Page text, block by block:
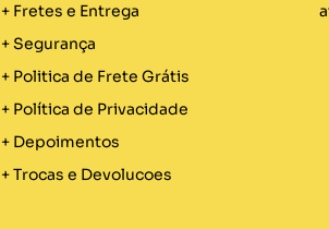
Fretes e Entrega
Segurança
Politica de Frete Grátis
Política de Privacidade
Depoimentos
Trocas e Devolucoes